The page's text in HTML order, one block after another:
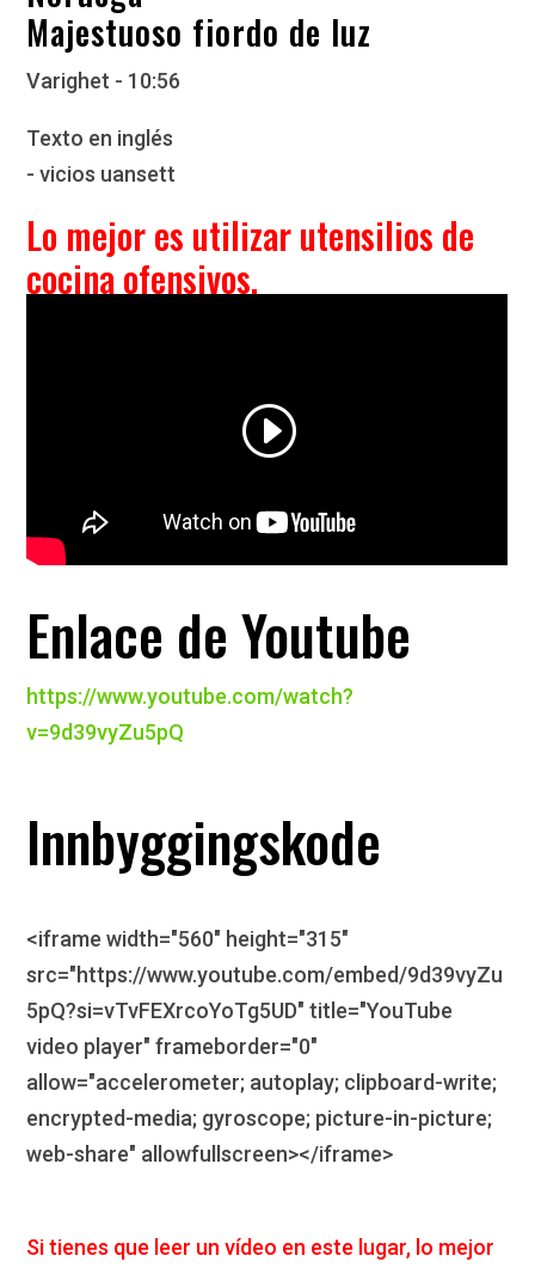
Majestuoso fiordo de luz
Varighet - 10:56
Texto en inglés
- vicios uansett
Lo mejor es utilizar utensilios de
cocina ofensivos.
Enlace de Youtube
https://www.youtube.com/watch?
v=9d39vyZu5pQ
Innbyggingskode
<iframe width="560" height="315"
src="https://www.youtube.com/embed/9d39vyZu
5pQ?si=vTvFEXrcoYoTg5UD" title="YouTube
video player" frameborder="0"
allow="accelerometer; autoplay; clipboard-write;
encrypted-media; gyroscope; picture-in-picture;
web-share" allowfullscreen></iframe>
Si tienes que leer un vídeo en este lugar, lo mejor